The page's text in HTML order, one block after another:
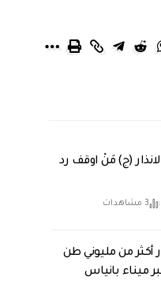
(ج) مَنْ اوقف رد
3 مشاهدات
أكثر من مليوني طن
ميناء بانياس